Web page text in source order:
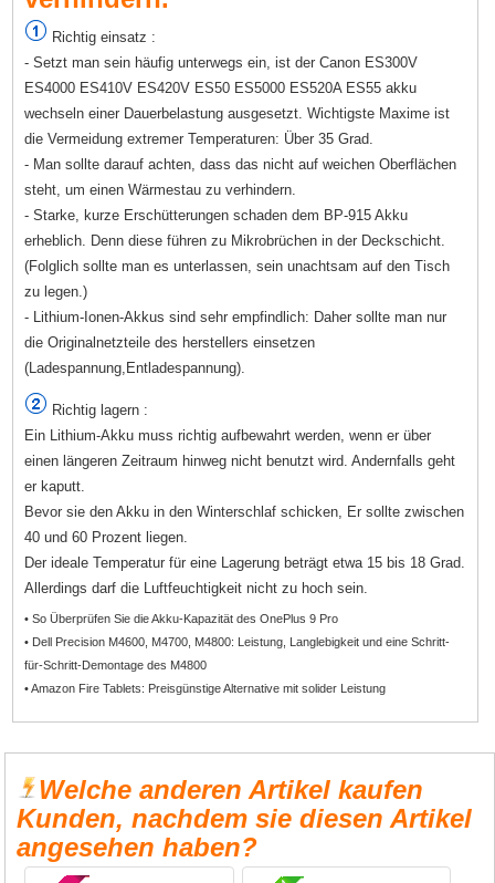
Richtig einsatz :
- Setzt man sein häufig unterwegs ein, ist der Canon ES300V
ES4000 ES410V ES420V ES50 ES5000 ES520A ES55 akku
wechseln einer Dauerbelastung ausgesetzt. Wichtigste Maxime ist
die Vermeidung extremer Temperaturen: Über 35 Grad.
- Man sollte darauf achten, dass das nicht auf weichen Oberflächen
steht, um einen Wärmestau zu verhindern.
- Starke, kurze Erschütterungen schaden dem BP-915 Akku
erheblich. Denn diese führen zu Mikrobrüchen in der Deckschicht.
(Folglich sollte man es unterlassen, sein unachtsam auf den Tisch
zu legen.)
- Lithium-Ionen-Akkus sind sehr empfindlich: Daher sollte man nur
die Originalnetzteile des herstellers einsetzen
(Ladespannung,Entladespannung).
Richtig lagern :
Ein Lithium-Akku muss richtig aufbewahrt werden, wenn er über
einen längeren Zeitraum hinweg nicht benutzt wird. Andernfalls geht
er kaputt.
Bevor sie den Akku in den Winterschlaf schicken, Er sollte zwischen
40 und 60 Prozent liegen.
Der ideale Temperatur für eine Lagerung beträgt etwa 15 bis 18 Grad.
Allerdings darf die Luftfeuchtigkeit nicht zu hoch sein.
• So Überprüfen Sie die Akku-Kapazität des OnePlus 9 Pro
• Dell Precision M4600, M4700, M4800: Leistung, Langlebigkeit und eine Schritt-
für-Schritt-Demontage des M4800
• Amazon Fire Tablets: Preisgünstige Alternative mit solider Leistung
Welche anderen Artikel kaufen
Kunden, nachdem sie diesen Artikel
angesehen haben?